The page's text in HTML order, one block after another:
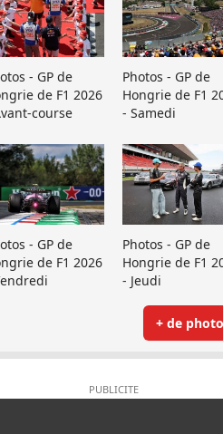
- GP de
de F1 2026
course
Photos - GP de
Hongrie de F1
- Samedi
- GP de
de F1 2026
Photos - GP de
Hongrie de F1
- Jeudi
+ de